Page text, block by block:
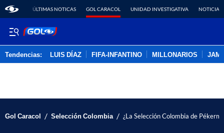
ÚLTIMAS NOTICAS GOL CARACOL UNIDAD INVESTIGATIVA NOTICIAS
Tendencias: LUIS DÍAZ FIFA-INFANTINO MILLONARIOS
Gol Caracol / Selección Colombia / ¿La Selección Colombia de